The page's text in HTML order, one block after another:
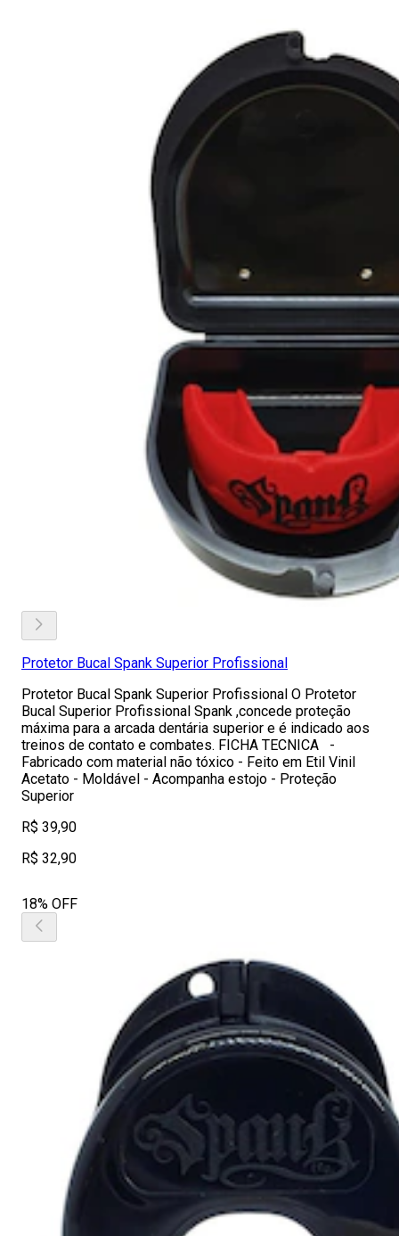
Protetor Bucal Spank Superior Profissional
Protetor Bucal Spank Superior Profissional O Protetor
Bucal Superior Profissional Spank ,concede proteção
máxima para a arcada dentária superior e é indicado aos
treinos de contato e combates. FICHA TECNICA -
Fabricado com material não tóxico - Feito em Etil Vinil
Acetato - Moldável - Acompanha estojo - Proteção
Superior
R$ 39,90
R$ 32,90
18% OFF